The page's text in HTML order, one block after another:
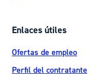
Enlaces útiles
Ofertas de empleo
Perfil del contratante